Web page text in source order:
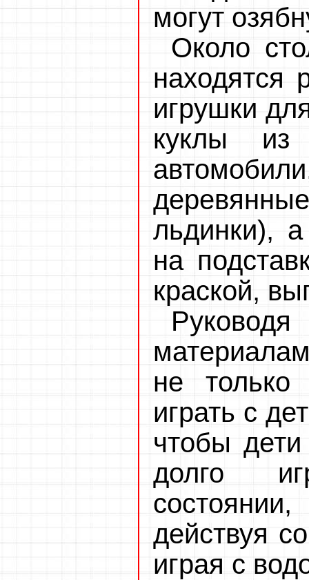
могут
Около
находятся
игрушки
куклы из
льдинки),
на
краской,
не
играть с
чтобы
долго
действуя
играя с